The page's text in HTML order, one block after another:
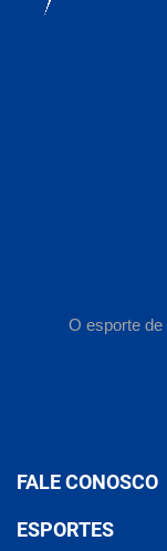
O esporte de
FALE CONOSCO
ESPORTES